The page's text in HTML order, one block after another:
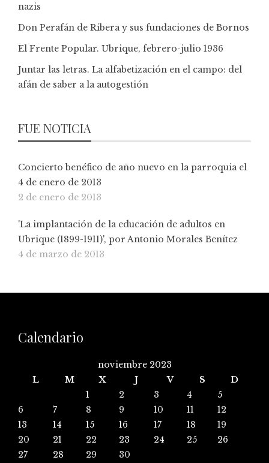
nazis
Don Perafán de Ribera y sus fundaciones de Bornos
El Frente Popular. Ubrique, febrero-julio 1936
Juntar las letras. La alfabetización en el campo: del
afán de saber a la autogestión
FUE NOTICIA
Concierto benéfico de año nuevo en la parroquia el
4 de enero de 2013
2 de enero de 2013
'La implantación de la educación de adultos en
Ubrique (1899-1911)', por Antonio Morales Benítez
4 de marzo de 2013
Calendario
noviembre 2023
L
M X J V S
D
1
2 3 4
5
6
7 8 9 10 11
12
13
14 15 16 17 18
19
20
21 22 23 24 25
26
27
28 29 30